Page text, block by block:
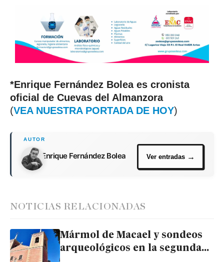
*Enrique Fernández Bolea es cronista
oficial de Cuevas del Almanzora
(VEA NUESTRA PORTADA DE HOY)
Enrique Fernández Bolea
NOTICIAS RELACIONADAS
Mármol de Macael y sondeos
arqueológicos en la segunda